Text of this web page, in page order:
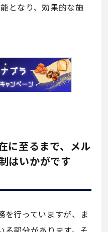
となり、効果的な施
に至るまで、メル
はいかがです
を行っていますが、ま